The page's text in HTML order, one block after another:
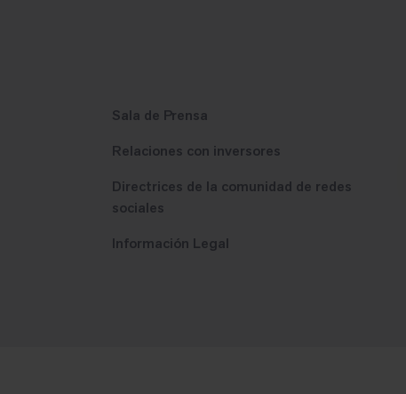
Sala de Prensa
Relaciones con inversores
Directrices de la comunidad de redes
sociales
Información Legal